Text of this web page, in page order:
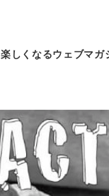
楽しくなるウェブマガ